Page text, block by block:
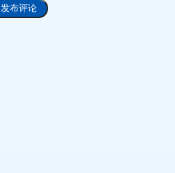
发布评论